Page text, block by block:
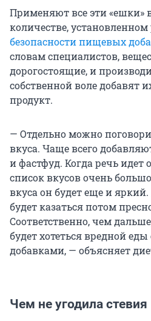
Применяют все эти «ешки»
количестве,
безопасности пищевых
словам специалистов,
дорогостоящие, и
собственной воле добавят
продукт.
— Отдельно можно
вкуса. Чаще всего
и фастфуд. Когда речь идет
список вкусов очень
вкуса он будет еще и
будет казаться потом
Соответственно, чем
будет хотеться вредной
добавками, — объясняет
Чем не угодила стевия